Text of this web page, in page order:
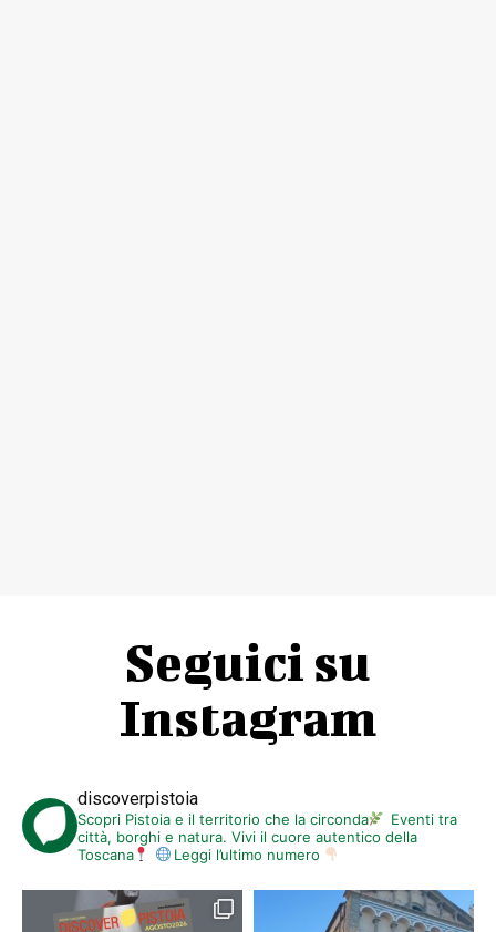
Seguici su
Instagram
discoverpistoia
Scopri Pistoia e il territorio che la circonda
Eventi tra
città, borghi e natura. Vivi il cuore autentico della
Toscana
Leggi l’ultimo numero